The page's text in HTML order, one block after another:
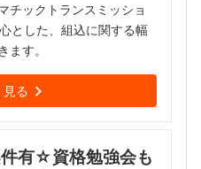
チックトランスミッショ
とした、組込に関する幅
ます。
見る
有☆資格勉強会も